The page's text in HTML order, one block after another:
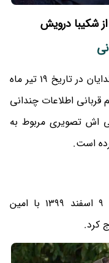
شکیبا درویش
شبنم قربانی بازیگر نقش سارا در ملکه گدایان در تاریخ 19 تیر ماه
قربانی اطلاعات چندانی
تصویری مربوط به
است.
شبنم قربانی متاهل است و در تاریخ 9 اسفند 1399 با امین
کرد.